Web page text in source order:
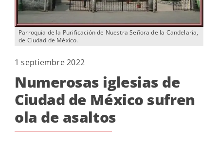
Parroquia de la Purificación de Nuestra Señora de la Candelaria,
de Ciudad de México.
1 septiembre 2022
Numerosas iglesias de
Ciudad de México sufren
ola de asaltos